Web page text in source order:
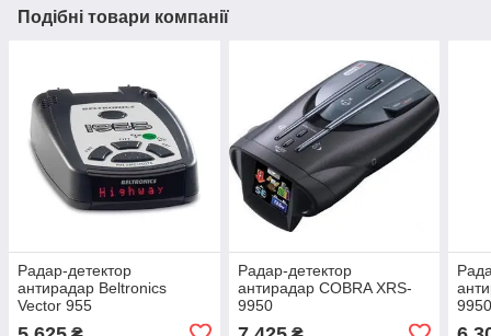
Подібні товари компанії
Радар-детектор
антирадар Beltronics
Vector 955
Радар-детектор
антирадар COBRA XRS-
9950